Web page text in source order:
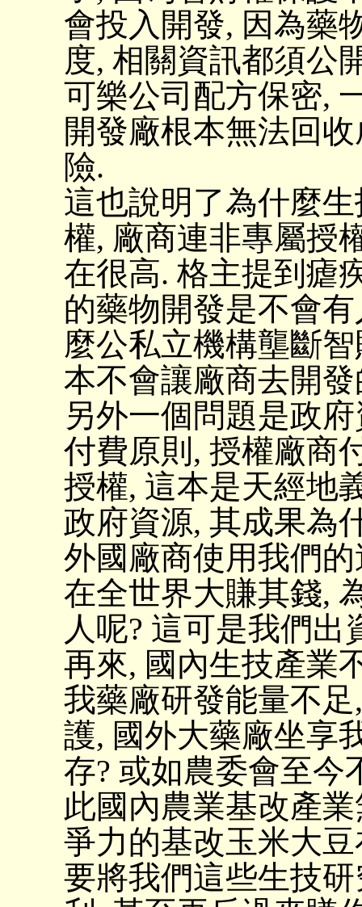
會投入開發, 因為藥
度, 相關資訊都須公
可樂公司配方保密,
開發廠根本無法回
險.
這也說明了為什麼
權, 廠商連非專屬授
在很高. 格主提到瘧
的藥物開發是不會
麼公私立機構壟斷
本不會讓廠商去開發
另外一個問題是政
付費原則, 授權廠商
授權, 這本是天經地
政府資源, 其成果為
外國廠商使用我們
在全世界大賺其錢,
人呢? 這可是我們出
再來, 國內生技產業
我藥廠研發能量不
護, 國外大藥廠坐享
存? 或如農委會至今
此國內農業基改產
爭力的基改玉米大
要將我們這些生技